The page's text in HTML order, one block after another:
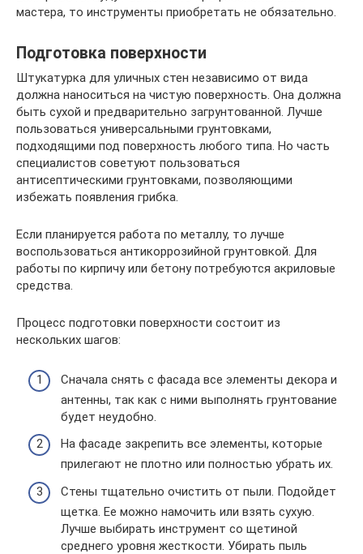
мастера, то инструменты приобретать не обязательно.
Подготовка поверхности
Штукатурка для уличных стен независимо от вида
должна наноситься на чистую поверхность. Она должна
быть сухой и предварительно загрунтованной. Лучше
пользоваться универсальными грунтовками,
подходящими под поверхность любого типа. Но часть
специалистов советуют пользоваться
антисептическими грунтовками, позволяющими
избежать появления грибка.
Если планируется работа по металлу, то лучше
воспользоваться антикоррозийной грунтовкой. Для
работы по кирпичу или бетону потребуются акриловые
средства.
Процесс подготовки поверхности состоит из
нескольких шагов:
Сначала снять с фасада все элементы декора и
антенны, так как с ними выполнять грунтование
будет неудобно.
На фасаде закрепить все элементы, которые
прилегают не плотно или полностью убрать их.
Стены тщательно очистить от пыли. Подойдет
щетка. Ее можно намочить или взять сухую.
Лучше выбирать инструмент со щетиной
среднего уровня жесткости. Убирать пыль